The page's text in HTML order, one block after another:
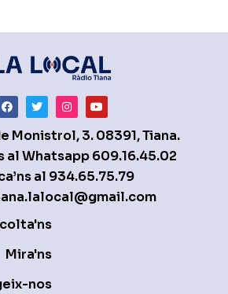
Monistrol, 3. 08391, Tiana.
al Whatsapp609.16.45.02
al 934.65.75.79
Mira'ns
nos